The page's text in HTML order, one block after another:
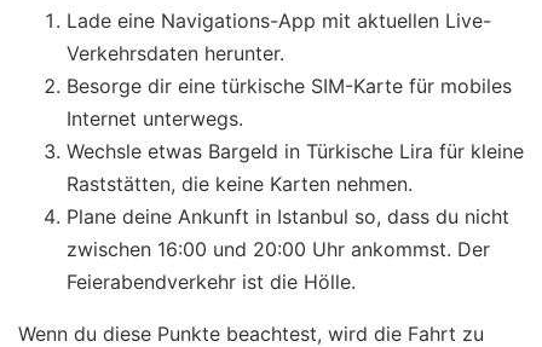
Lade eine Navigations-App mit aktuellen Live-
Verkehrsdaten herunter.
Besorge dir eine türkische SIM-Karte für mobiles
Internet unterwegs.
Wechsle etwas Bargeld in Türkische Lira für kleine
Raststätten, die keine Karten nehmen.
Plane deine Ankunft in Istanbul so, dass du nicht
zwischen 16:00 und 20:00 Uhr ankommst. Der
Feierabendverkehr ist die Hölle.
Wenn du diese Punkte beachtest, wird die Fahrt zu